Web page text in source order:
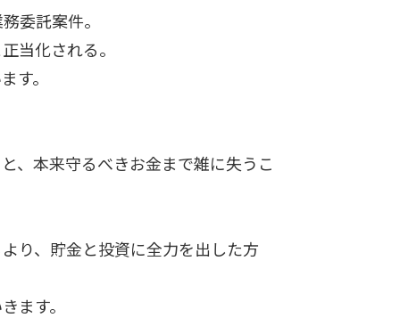
委託案件。
当化される。
す。
、本来守るべきお金まで雑に失うこ
り、貯金と投資に全力を出した方
ます。